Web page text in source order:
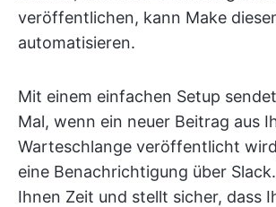
veröffentlichen, kann Make
automatisieren.
Mit einem einfachen Setup
Mal, wenn ein neuer Beitrag aus
Warteschlange veröffentlicht
eine Benachrichtigung über
Ihnen Zeit und stellt sicher, dass